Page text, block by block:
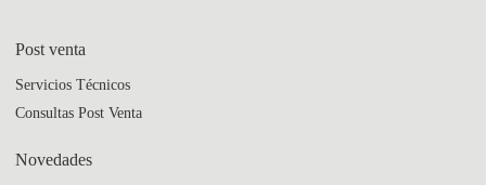
Post venta
Servicios Técnicos
Consultas Post Venta
Novedades